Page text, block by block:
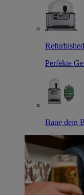
Perfekte
Baue dein